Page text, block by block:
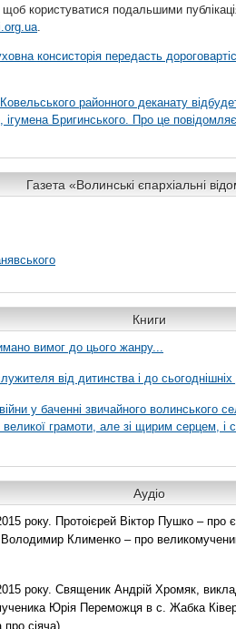
користуватися подальшими
.
консисторія передасть
районного деканату
ігумена Бригинського. Про це
Газета «Волинські єпархіальні
Книги
вимог до цього жанру...
від дитинства і до сьогоднішніх
війни у баченні звичайного волинського
грамоти, але зі щирим серцем, і
Аудіо
року. Протоієрей Віктор Пушко – про
Володимир Клименко – про
року. Священик Андрій Хромяк,
Юрія Переможця в с. Жабка
про сіяча).